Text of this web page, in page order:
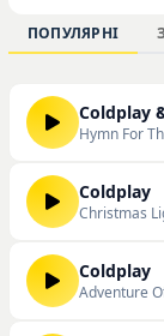
понад 7 373
популярних
«Princess Of
Творчість
слухачів, що
роботу. Ви
Coldplay
форматі.
ПОПУЛЯРНІ
Coldplay
Hymn For
Coldplay
Christmas
Coldplay
Adventure